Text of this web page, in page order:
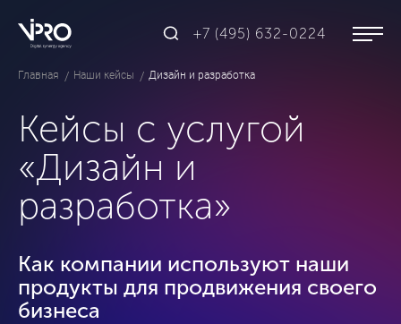
+7 (495) 632-0224
Главная Наши кейсы Дизайн и разработка
Кейсы с услугой
«Дизайн и
разработка»
Как компании используют наши
продукты для продвижения своего
бизнеса